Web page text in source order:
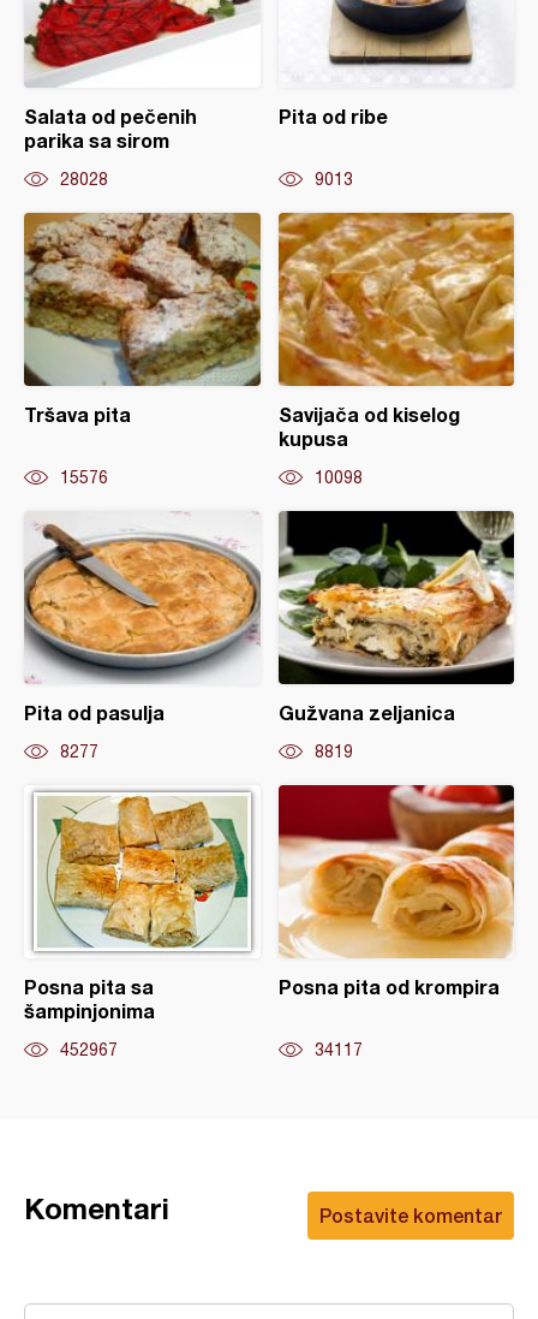
Salata od pečenih
parika sa sirom
28028
Pita od ribe
9013
Tršava pita
15576
Savijača od kiselog
kupusa
10098
Pita od pasulja
8277
Gužvana zeljanica
8819
Posna pita sa
šampinjonima
452967
Posna pita od krompira
34117
Postavite komentar
Komentari